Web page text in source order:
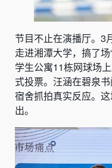
节目不止在演播厅。3
走进湘潭大学，搞了
学生公寓11栋网球场
式投票。汪涵在碧泉
宿舍抓拍真实反应。
出。